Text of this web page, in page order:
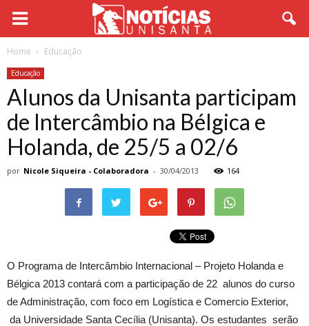
Home Educação
Educação
Alunos da Unisanta participam
de Intercâmbio na Bélgica e
Holanda, de 25/5 a 02/6
por Nicole Siqueira - Colaboradora - 30/04/2013 164
O Programa de Intercâmbio Internacional – Projeto Holanda e
Bélgica 2013 contará com a participação de 22 alunos do curso
de Administração, com foco em Logística e Comercio Exterior,
da Universidade Santa Cecília (Unisanta). Os estudantes serão